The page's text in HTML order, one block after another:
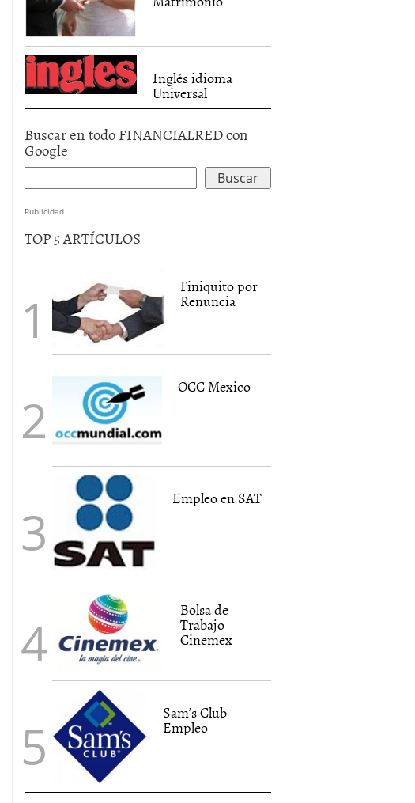
Inglés idioma
Universal
Buscar en todo FINANCIALRED con
Google
Publicidad
TOP 5 ARTÍCULOS
Finiquito por
Renuncia
OCC Mexico
Empleo en SAT
Bolsa de
Trabajo
Cinemex
Sam’s Club
Empleo